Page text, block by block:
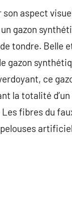
aspect
gazon
tondre.
ce
la totalité
fibres du